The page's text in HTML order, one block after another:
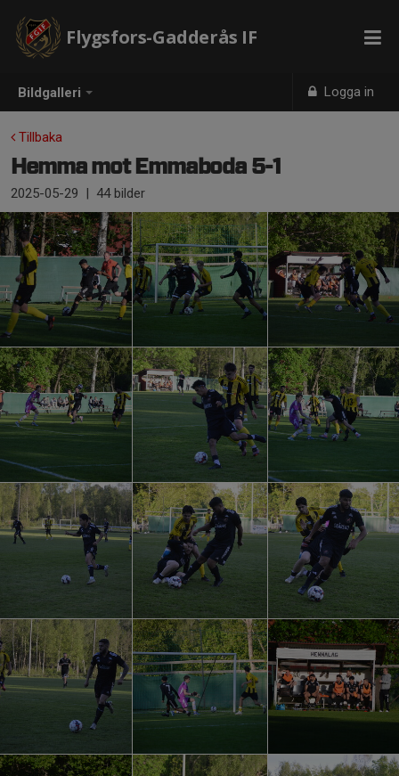
Bildgalleri Logga in
Flygsfors-Gadderås IF
Tillbaka
Hemma mot Emmaboda 5-1
2025-05-29 | 44 bilder